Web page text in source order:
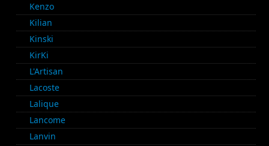
Kenzo
Kilian
Kinski
KirKi
L'Artisan
Lacoste
Lalique
Lancome
Lanvin